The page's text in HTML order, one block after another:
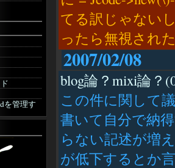
てる訳じゃない
ったら無視され
2007/02/08
blog論？mixi論？
この件に関して
書いて自分で納
らない記述が増
が低下するとか
帳
帳
記
で 己を見
イト】
講座
を管理す